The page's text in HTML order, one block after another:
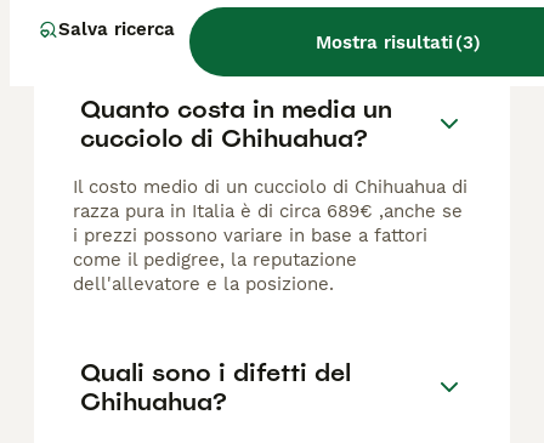
Salva ricerca
Mostra risultati(3)
FAQ
Quanto costa in media un
cucciolo di Chihuahua?
Il costo medio di un cucciolo di Chihuahua di
razza pura in Italia è di circa 689€ ,anche se
i prezzi possono variare in base a fattori
come il pedigree, la reputazione
dell'allevatore e la posizione.
Quali sono i difetti del
Chihuahua?